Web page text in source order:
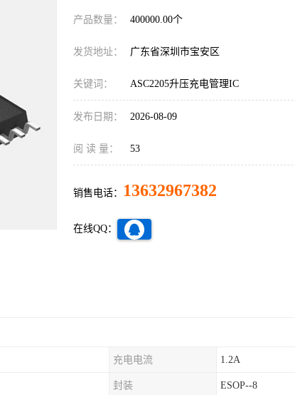
产品数量： 400000.00个
发货地址： 广东省深圳市宝安区
关键词： ASC2205升压充电管理IC
发布日期： 2026-08-09
阅 读 量： 53
销售电话： 13632967382
在线QQ：
充电电流 1.2A
封装 ESOP--8